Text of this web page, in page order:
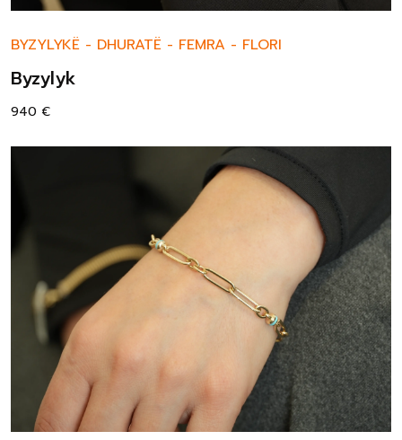
BYZYLYKË - DHURATË - FEMRA - FLORI
Byzylyk
940 €